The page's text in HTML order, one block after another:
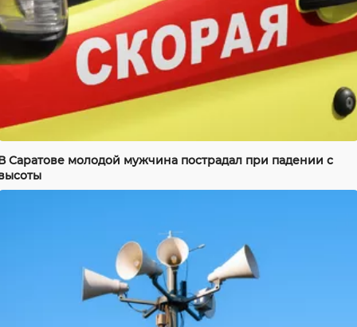
Саратове молодой мужчина пострадал при падении с